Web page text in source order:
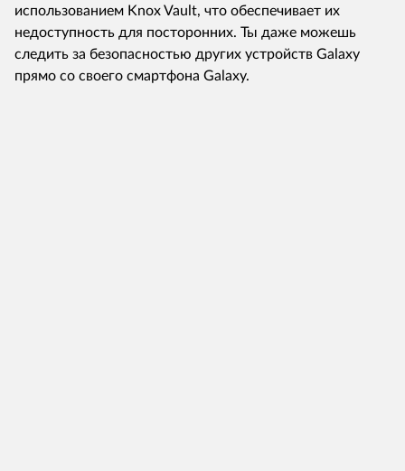
использованием Knox Vault, что обеспечивает их
недоступность для посторонних. Ты даже можешь
следить за безопасностью других устройств Galaxy
прямо со своего смартфона Galaxy.